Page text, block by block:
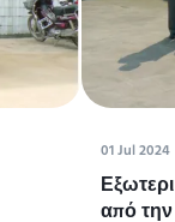
01 Jul 2024
από